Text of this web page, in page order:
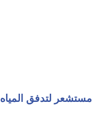
مستشعر لتدفق المياه